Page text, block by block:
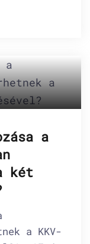
a
két
a KKV-